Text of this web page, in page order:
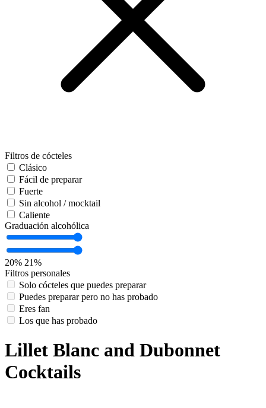
Filtros de cócteles
Clásico
Fácil de preparar
Fuerte
Sin alcohol / mocktail
Caliente
Graduación alcohólica
20% 21%
Filtros personales
Solo cócteles que puedes preparar
Puedes preparar pero no has probado
Eres fan
Los que has probado
Lillet Blanc and Dubonnet
Cocktails